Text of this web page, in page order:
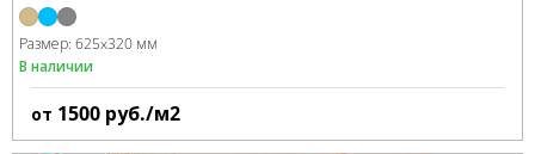
Размер: 625x320 мм
В наличии
от 1500 руб./м2